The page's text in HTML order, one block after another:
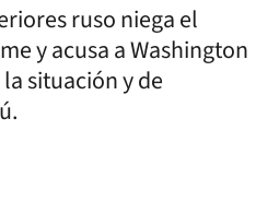
ruso niega el
y acusa a Washington
situación y de